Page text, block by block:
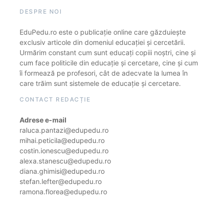
DESPRE NOI
EduPedu.ro este o publicație online care găzduiește
exclusiv articole din domeniul educației și cercetării.
Urmărim constant cum sunt educați copiii noștri, cine și
cum face politicile din educație și cercetare, cine și cum
îi formează pe profesori, cât de adecvate la lumea în
care trăim sunt sistemele de educație și cercetare.
CONTACT REDACȚIE
Adrese e-mail
raluca.pantazi@edupedu.ro
mihai.peticila@edupedu.ro
costin.ionescu@edupedu.ro
alexa.stanescu@edupedu.ro
diana.ghimisi@edupedu.ro
stefan.lefter@edupedu.ro
ramona.florea@edupedu.ro